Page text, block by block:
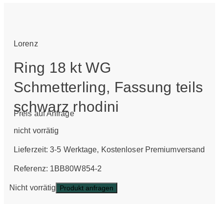
Lorenz
Ring 18 kt WG
Schmetterling, Fassung teils
schwarz rhodini
Preis auf Anfrage
nicht vorrätig
Lieferzeit:3-5 Werktage, Kostenloser Premiumversand
Referenz: 1BB80W854-2
Nicht vorrätig Produkt anfragen